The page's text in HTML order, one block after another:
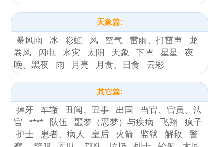
天象篇:
暴风雨 冰 彩虹 风 空气 雷雨、打雷声
龙
卷风
闪电 水灾 太阳 天象 下雪 星星
夜
晚、黑夜
雨 月亮 月食、日食 云彩
其它篇:
掉牙 车辙 丑闻、丑事 出国
当官、官员、法
官
**** 队伍 噩梦（恶梦）与疾病 飞翔
疯子
护士
患者、病人 皇后 火箭 监狱 解救
警